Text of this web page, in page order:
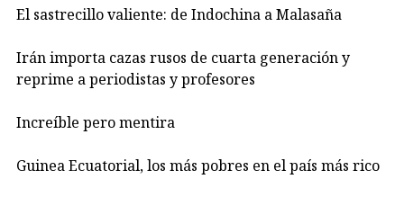
El sastrecillo valiente: de Indochina a Malasaña
Irán importa cazas rusos de cuarta generación y
reprime a periodistas y profesores
Increíble pero mentira
Guinea Ecuatorial, los más pobres en el país más rico